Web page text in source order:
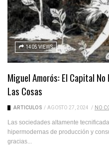
1405 VIEWS
Miguel Amorós: El Capital No
Las Cosas
ARTICULOS / AGOSTO 27, 2024 / NO
Las sociedades altamente
hipermodernas de producción y
gracias...